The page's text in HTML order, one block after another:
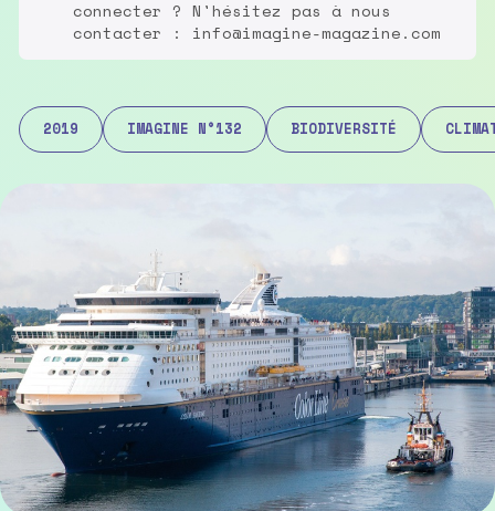
connecter ? N'hésitez pas à nous
contacter : info@imagine-magazine.com
2019 IMAGINE N°132 BIODIVERSITÉ